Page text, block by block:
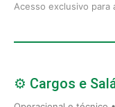
Acesso exclusivo para
⚙️ Cargos e